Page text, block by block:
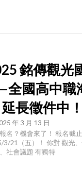
銘傳觀光
國高中職
長徵件中！
年 3 月 13 日
名？機會來了！ 報名截
3/21（五）！ 你對 觀光
社會議題 有獨特